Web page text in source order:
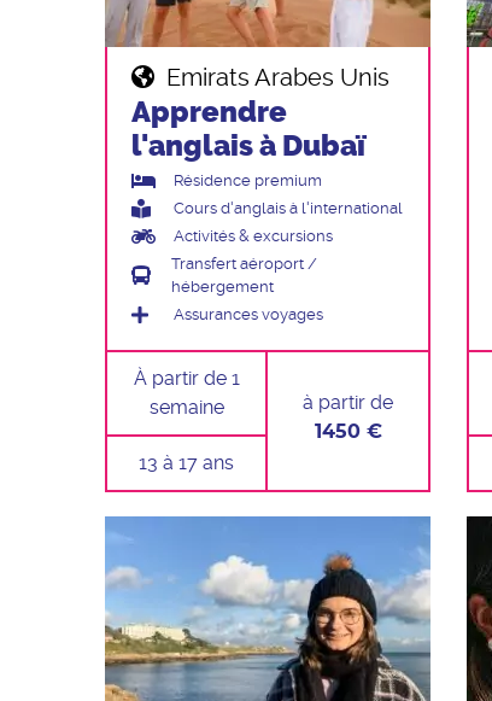
Emirats Arabes Unis
Apprendre
l'anglais à Dubaï
Résidence premium
Cours d'anglais à l'international
Activités & excursions
Transfert aéroport /
hébergement
Assurances voyages
À partir de 1
semaine
13 à 17 ans
à partir de
1450 €